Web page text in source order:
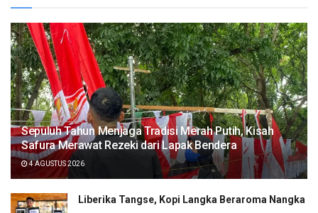
Sepuluh Tahun Menjaga Tradisi Merah Putih, Kisah
Safura Merawat Rezeki dari Lapak Bendera
4 AGUSTUS 2026
Liberika Tangse, Kopi Langka Beraroma Nangka